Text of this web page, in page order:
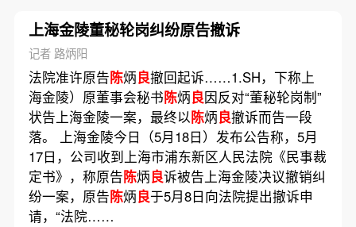
上海金陵董秘轮岗纠纷原告撤诉
记者 路炳阳
法院准许原告陈炳良撤回起诉……1.SH，下称上
海金陵）原董事会秘书陈炳良因反对“董秘轮岗制”
状告上海金陵一案，最终以陈炳良撤诉而告一段
落。 上海金陵今日（5月18日）发布公告称，5月
17日，公司收到上海市浦东新区人民法院《民事裁
定书》，称原告陈炳良诉被告上海金陵决议撤销纠
纷一案，原告陈炳良于5月8日向法院提出撤诉申
请，“法院……